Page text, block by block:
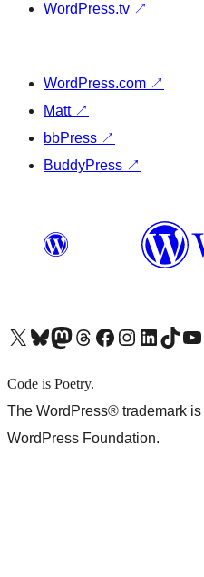
WordPress.tv ↗
WordPress.com ↗
Matt ↗
bbPress ↗
BuddyPress ↗
X (旧 Twitter) アカウントへBluesky アカウントへMastodon アカウントへThreads アカウントへ Facebook ページへInstagram アカウントへ LinkedIn アカウントへTikTok アカウントへYouTube チャンネルへ
Code is Poetry.
The WordPress® trademark
WordPress Foundation.